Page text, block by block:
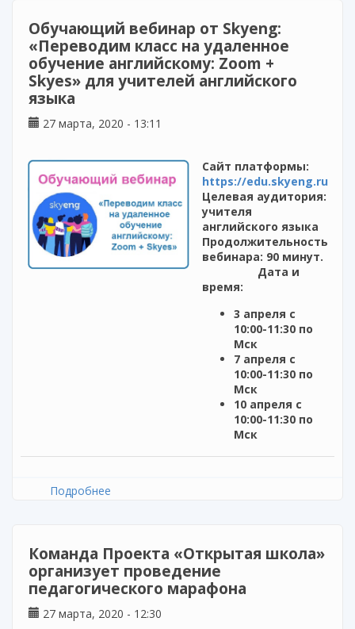
Обучающий вебинар от Skyeng:
«Переводим класс на удаленное
обучение английскому: Zoom +
Skyes» для учителей английского
языка
27 марта, 2020 - 13:11
Сайт платформы:
https://edu.skyeng.ru
Целевая аудитория:
учителя
английского языка
Продолжительность
вебинара: 90 минут.
Дата и
время:
3 апреля с
10:00-11:30 по
Мск
7 апреля с
10:00-11:30 по
Мск
10 апреля с
10:00-11:30 по
Мск
Подробнее
Команда Проекта «Открытая школа»
организует проведение
педагогического марафона
27 марта, 2020 - 12:30